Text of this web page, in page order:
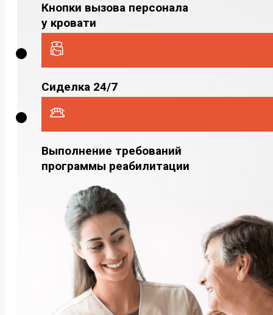
Кнопки вызова персонала
у кровати
Сиделка 24/7
Выполнение требований
программы реабилитации